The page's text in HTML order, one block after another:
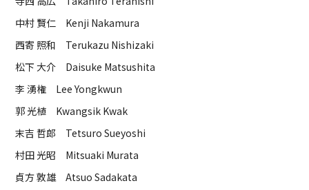
中村 賢仁 Kenji Nakamura
西寄 照和 Terukazu Nishizaki
松下 大介 Daisuke Matsushita
李 湧権 Lee Yongkwun
郭 光植 Kwangsik Kwak
末吉 哲郎 Tetsuro Sueyoshi
村田 光昭 Mitsuaki Murata
貞方 敦雄 Atsuo Sadakata